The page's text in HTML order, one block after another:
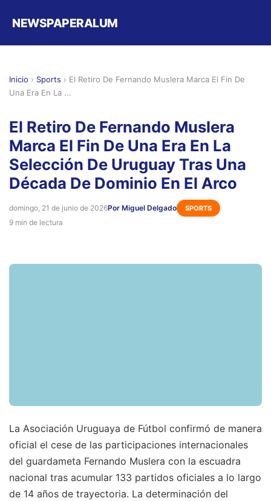
NEWSPAPERALUM
Inicio › Sports › El Retiro De Fernando Muslera Marca El Fin De
Una Era En La ...
El Retiro De Fernando Muslera
Marca El Fin De Una Era En La
Selección De Uruguay Tras Una
Década De Dominio En El Arco
domingo, 21 de junio de 2026Por Miguel Delgado SPORTS
9 min de lectura
La Asociación Uruguaya de Fútbol confirmó de manera
oficial el cese de las participaciones internacionales
del guardameta Fernando Muslera con la escuadra
nacional tras acumular 133 partidos oficiales a lo largo
de 14 años de trayectoria. La determinación del